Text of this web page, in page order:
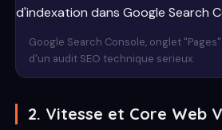
Google Search Console, onglet
d'un audit SEO technique serieux.
2. Vitesse et Core Web